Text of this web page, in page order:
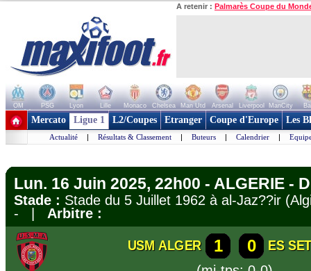
A retenir : Palmarès Coupe du
OM PSG Lyon Lille Monaco Chelsea Man Utd Arsenal Liverpool ManCity
+ de clubs
Mercato Ligue 1 L2/Coupes Etranger Coupe d'Europe Les
Actualité | Résultats & Classement | Buteurs | Calendrier |
Lun. 16 Juin 2025, 22h00 - ALGERIE -
Stade : Stade du 5 Juillet 1962 à al-Jaz??ir
- | Arbitre :
USM ALGER 1 0
ES